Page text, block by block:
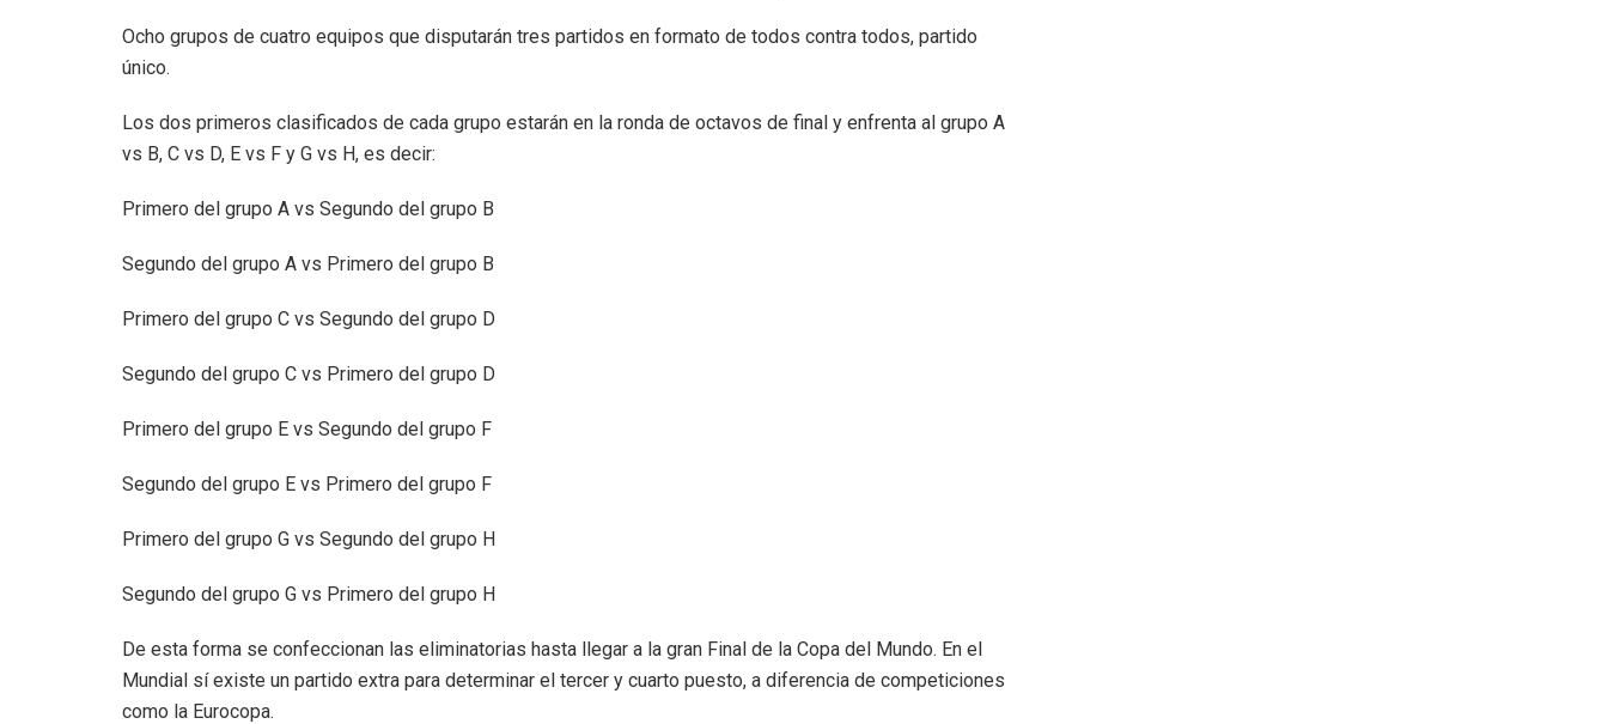
Ocho grupos de cuatro equipos que disputarán tres partidos en formato de todos contra todos, partido
único.
Los dos primeros clasificados de cada grupo estarán en la ronda de octavos de final y enfrenta al grupo A
vs B, C vs D, E vs F y G vs H, es decir:
Primero del grupo A vs Segundo del grupo B
Segundo del grupo A vs Primero del grupo B
Primero del grupo C vs Segundo del grupo D
Segundo del grupo C vs Primero del grupo D
Primero del grupo E vs Segundo del grupo F
Segundo del grupo E vs Primero del grupo F
Primero del grupo G vs Segundo del grupo H
Segundo del grupo G vs Primero del grupo H
De esta forma se confeccionan las eliminatorias hasta llegar a la gran Final de la Copa del Mundo. En el
Mundial sí existe un partido extra para determinar el tercer y cuarto puesto, a diferencia de competiciones
como la Eurocopa.